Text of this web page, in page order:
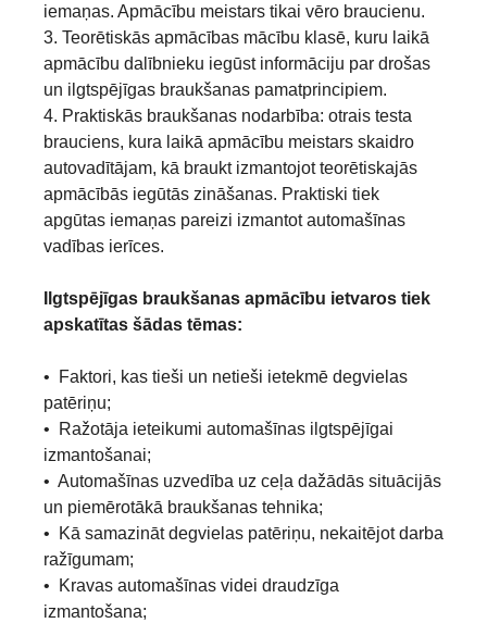
iemaņas. Apmācību meistars tikai vēro braucienu.
3. Teorētiskās apmācības mācību klasē, kuru laikā
apmācību dalībnieku iegūst informāciju par drošas
un ilgtspējīgas braukšanas pamatprincipiem.
4. Praktiskās braukšanas nodarbība: otrais testa
brauciens, kura laikā apmācību meistars skaidro
autovadītājam, kā braukt izmanto­jot teorētiskajās
apmācībās iegūtās zināšanas. Praktiski tiek
apgūtas iemaņas pareizi izmantot automašīnas
vadības ierīces.
Ilgtspējīgas braukšanas apmācību ietvaros tiek
apskatītas šādas tēmas:
• Faktori, kas tieši un netieši ietekmē degvielas
patēriņu;
• Ražotāja ieteikumi automašīnas ilgtspējīgai
izmantošanai;
• Automašīnas uzvedība uz ceļa dažādās situācijās
un piemērotākā braukšanas tehnika;
• Kā samazināt degvielas patēriņu, nekaitējot darba
ražīgumam;
• Kravas automašīnas videi draudzīga
izmantošana;